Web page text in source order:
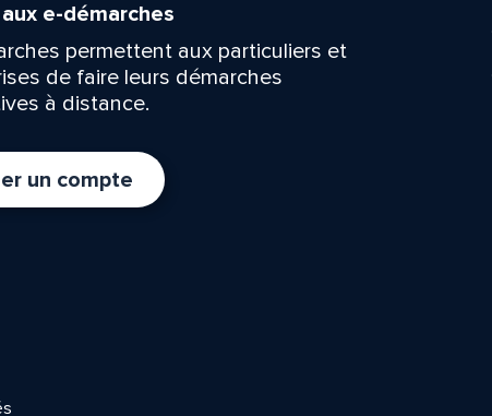
e-démarches
permettent aux particuliers et
de faire leurs démarches
à distance.
un compte